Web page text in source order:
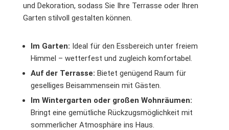
und Dekoration, sodass Sie Ihre Terrasse oder Ihren
Garten stilvoll gestalten können.
Im Garten: Ideal für den Essbereich unter freiem
Himmel – wetterfest und zugleich komfortabel.
Auf der Terrasse: Bietet genügend Raum für
geselliges Beisammensein mit Gästen.
Im Wintergarten oder großen Wohnräumen:
Bringt eine gemütliche Rückzugsmöglichkeit mit
sommerlicher Atmosphäre ins Haus.